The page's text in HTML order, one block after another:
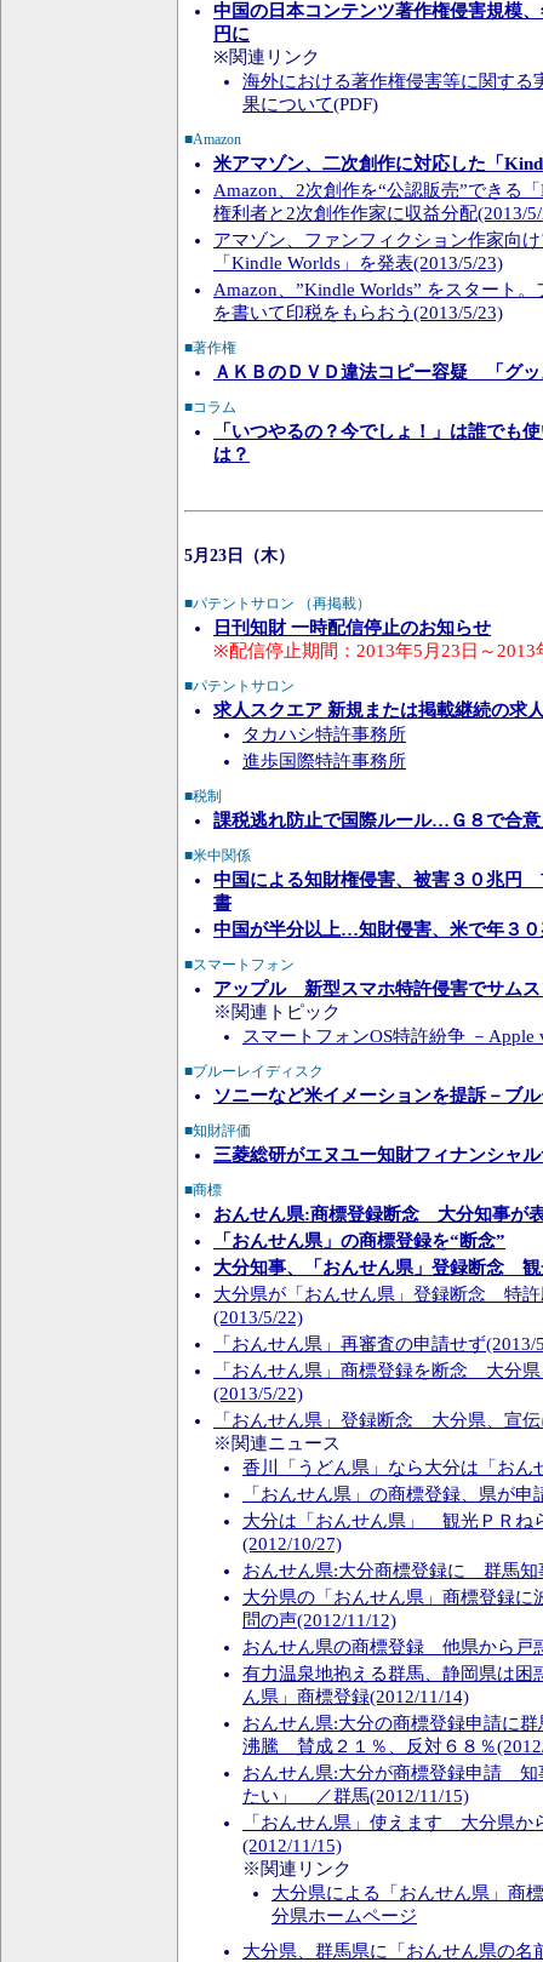
中国の日本コンテンツ著作権侵害規模
円に
※関連リンク
海外における著作権侵害等に関する
果について(PDF)
■Amazon
米アマゾン、二次創作に対応した「
Amazon、2次創作を“公認販売”できる
権利者と2次創作作家に収益分配(2013/
アマゾン、ファンフィクション作家向
「Kindle Worlds」を発表(2013/5/23)
Amazon、”Kindle Worlds” をスタート
を書いて印税をもらおう(2013/5/23)
■著作権
ＡＫＢのＤＶＤ違法コピー容疑 「グ
■コラム
「いつやるの？今でしょ！」は誰でも
は？
5月23日（木）
■パテントサロン （再掲載）
日刊知財 一時配信停止のお知らせ
※配信停止期間：2013年5月23日～2013
■パテントサロン
求人スクエア 新規または掲載継続の求
タカハシ特許事務所
進歩国際特許事務所
■税制
課税逃れ防止で国際ルール…Ｇ８で合
■米中関係
中国による知財権侵害、被害３０兆円
書
中国が半分以上…知財侵害、米で年３
■スマートフォン
アップル 新型スマホ特許侵害でサムス
※関連トピック
スマートフォンOS特許紛争 －Apple
■ブルーレイディスク
ソニーなど米イメーションを提訴－ブ
■知財評価
三菱総研がエヌユー知財フィナンシャ
■商標
おんせん県:商標登録断念 大分知事が
「おんせん県」の商標登録を“断念”
大分知事、「おんせん県」登録断念
大分県が「おんせん県」登録断念 特
(2013/5/22)
「おんせん県」再審査の申請せず(2013/
「おんせん県」商標登録を断念 大分
(2013/5/22)
「おんせん県」登録断念 大分県、宣
※関連ニュース
香川「うどん県」なら大分は「おん
「おんせん県」の商標登録、県が申
大分は「おんせん県」 観光ＰＲね
(2012/10/27)
おんせん県:大分商標登録に 群馬知
大分県の「おんせん県」商標登録
問の声(2012/11/12)
おんせん県の商標登録 他県から戸
有力温泉地抱える群馬、静岡県は
ん県」商標登録(2012/11/14)
おんせん県:大分の商標登録申請に
沸騰 賛成２１％、反対６８％
おんせん県:大分が商標登録申請 知
たい」 ／群馬(2012/11/15)
「おんせん県」使えます 大分県か
(2012/11/15)
※関連リンク
大分県による「おんせん県」商
分県ホームページ
大分県、群馬県に「おんせん県の名